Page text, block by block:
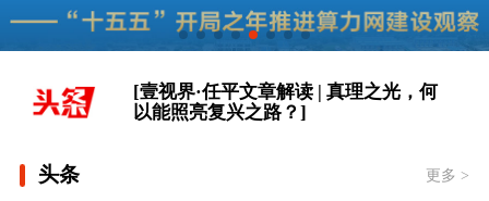
各美其美，美美与共
[壹视界·任平文章解读 | 真理之光，何
以能照亮复兴之路？]
头条 更多 >